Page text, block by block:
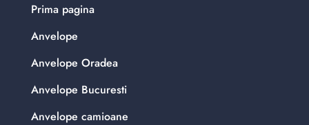
Prima pagina
Anvelope
Anvelope Oradea
Anvelope Bucuresti
Anvelope camioane